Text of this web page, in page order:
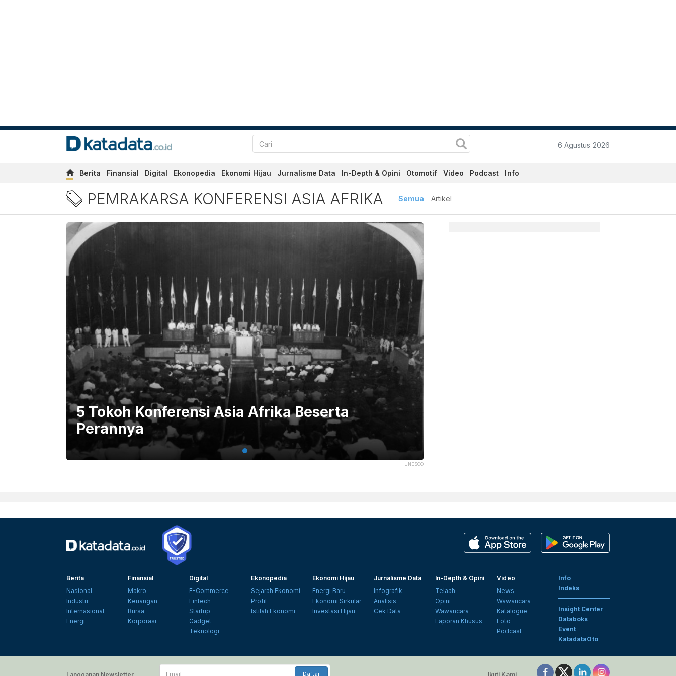
6 Agustus 2026
Berita Finansial Digital Ekonopedia Ekonomi Hijau Jurnalisme Data In-Depth & Opini Otomotif Video Podcast Info
Berita Pemrakarsa Konferensi Asia Afrika Terbaru dan Terkini Hari Ini -
PEMRAKARSA KONFERENSI ASIA AFRIKA Semua Artikel
UNESCO
5 Tokoh Konferensi Asia Afrika Beserta
Perannya
Berita
Nasional
Industri
Internasional
Energi
Finansial
Makro
Keuangan
Bursa
Korporasi
Digital
E-Commerce
Fintech
Startup
Gadget
Teknologi
Ekonopedia
Sejarah Ekonomi
Profil
Istilah Ekonomi
Ekonomi Hijau
Energi Baru
Ekonomi Sirkular
Investasi Hijau
Jurnalisme Data
Infografik
Analisis
Cek Data
In-Depth & Opini
Telaah
Opini
Wawancara
Laporan Khusus
Video
News
Wawancara
Katalogue
Foto
Podcast
Info
Indeks
Insight Center
Databoks
Event
KatadataOto
Email
Daftar